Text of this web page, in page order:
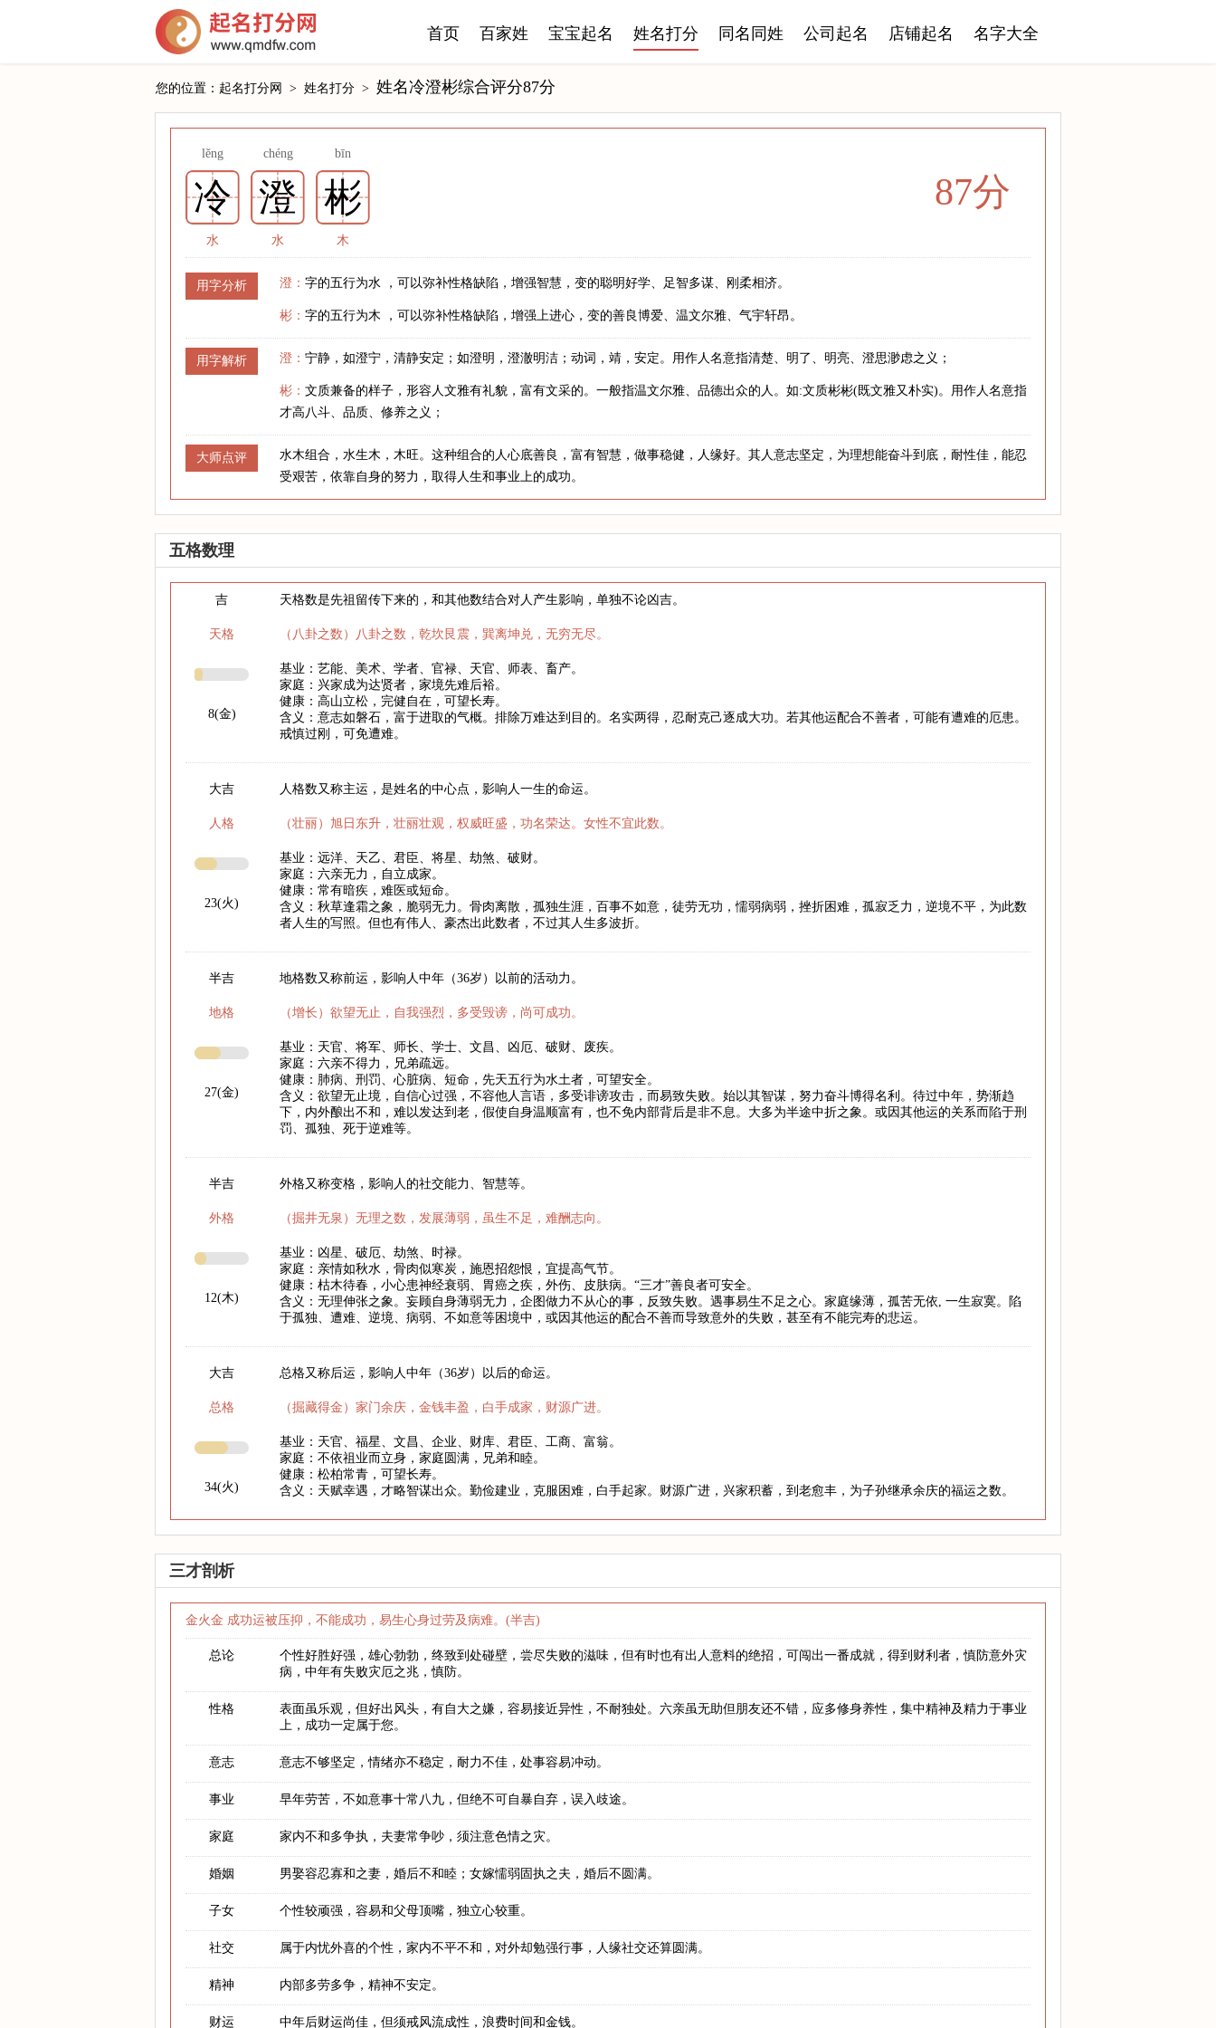
首页 百家姓 宝宝起名 姓名打分 同名同姓 公司起名 店铺起名 名字大全
您的位置： 起名打分网 > 姓名打分 > 姓名冷澄彬综合评分87分
lěng chéng bīn
冷 澄 彬
水 水 木
87分
用字分析 澄： 字的五行为水 ，可以弥补性格缺陷，增强智慧，变的聪明好学、足智多谋、刚柔相济。
彬： 字的五行为木 ，可以弥补性格缺陷，增强上进心，变的善良博爱、温文尔雅、气宇轩昂。
用字解析 澄： 宁静，如澄宁，清静安定；如澄明，澄澈明洁；动词，靖，安定。用作人名意指清楚、明了、明亮、澄思渺虑之义；
彬： 文质兼备的样子，形容人文雅有礼貌，富有文采的。一般指温文尔雅、品德出众的人。如:文质彬彬(既文雅又朴实)。用作人名意指
才高八斗、品质、修养之义；
大师点评
水木组合，水生木，木旺。这种组合的人心底善良，富有智慧，做事稳健，人缘好。其人意志坚定，为理想能奋斗到底，耐性佳，能忍
受艰苦，依靠自身的努力，取得人生和事业上的成功。
五格数理
吉
天格
8(金)
天格数是先祖留传下来的，和其他数结合对人产生影响，单独不论凶吉。
（八卦之数）八卦之数，乾坎艮震，巽离坤兑，无穷无尽。
基业：艺能、美术、学者、官禄、天官、师表、畜产。
家庭：兴家成为达贤者，家境先难后裕。
健康：高山立松，完健自在，可望长寿。
含义：意志如磐石，富于进取的气概。排除万难达到目的。名实两得，忍耐克己逐成大功。若其他运配合不善者，可能有遭难的厄患。
戒慎过刚，可免遭难。
大吉
人格
23(火)
人格数又称主运，是姓名的中心点，影响人一生的命运。
（壮丽）旭日东升，壮丽壮观，权威旺盛，功名荣达。女性不宜此数。
基业：远洋、天乙、君臣、将星、劫煞、破财。
家庭：六亲无力，自立成家。
健康：常有暗疾，难医或短命。
含义：秋草逢霜之象，脆弱无力。骨肉离散，孤独生涯，百事不如意，徒劳无功，懦弱病弱，挫折困难，孤寂乏力，逆境不平，为此数
者人生的写照。但也有伟人、豪杰出此数者，不过其人生多波折。
半吉
地格
27(金)
地格数又称前运，影响人中年（36岁）以前的活动力。
（增长）欲望无止，自我强烈，多受毁谤，尚可成功。
基业：天官、将军、师长、学士、文昌、凶厄、破财、废疾。
家庭：六亲不得力，兄弟疏远。
健康：肺病、刑罚、心脏病、短命，先天五行为水土者，可望安全。
含义：欲望无止境，自信心过强，不容他人言语，多受诽谤攻击，而易致失败。始以其智谋，努力奋斗博得名利。待过中年，势渐趋
下，内外酿出不和，难以发达到老，假使自身温顺富有，也不免内部背后是非不息。大多为半途中折之象。或因其他运的关系而陷于刑
罚、孤独、死于逆难等。
半吉
外格
12(木)
外格又称变格，影响人的社交能力、智慧等。
（掘井无泉）无理之数，发展薄弱，虽生不足，难酬志向。
基业：凶星、破厄、劫煞、时禄。
家庭：亲情如秋水，骨肉似寒炭，施恩招怨恨，宜提高气节。
健康：枯木待春，小心患神经衰弱、胃癌之疾，外伤、皮肤病。“三才”善良者可安全。
含义：无理伸张之象。妄顾自身薄弱无力，企图做力不从心的事，反致失败。遇事易生不足之心。家庭缘薄，孤苦无依, 一生寂寞。陷
于孤独、遭难、逆境、病弱、不如意等困境中，或因其他运的配合不善而导致意外的失败，甚至有不能完寿的悲运。
大吉
总格
34(火)
总格又称后运，影响人中年（36岁）以后的命运。
（掘藏得金）家门余庆，金钱丰盈，白手成家，财源广进。
基业：天官、福星、文昌、企业、财库、君臣、工商、富翁。
家庭：不依祖业而立身，家庭圆满，兄弟和睦。
健康：松柏常青，可望长寿。
含义：天赋幸遇，才略智谋出众。勤俭建业，克服困难，白手起家。财源广进，兴家积蓄，到老愈丰，为子孙继承余庆的福运之数。
三才剖析
金火金 成功运被压抑，不能成功，易生心身过劳及病难。(半吉)
总论
个性好胜好强，雄心勃勃，终致到处碰壁，尝尽失败的滋味，但有时也有出人意料的绝招，可闯出一番成就，得到财利者，慎防意外灾
病，中年有失败灾厄之兆，慎防。
性格
表面虽乐观，但好出风头，有自大之嫌，容易接近异性，不耐独处。六亲虽无助但朋友还不错，应多修身养性，集中精神及精力于事业
上，成功一定属于您。
意志 意志不够坚定，情绪亦不稳定，耐力不佳，处事容易冲动。
事业 早年劳苦，不如意事十常八九，但绝不可自暴自弃，误入歧途。
家庭 家内不和多争执，夫妻常争吵，须注意色情之灾。
婚姻 男娶容忍寡和之妻，婚后不和睦；女嫁懦弱固执之夫，婚后不圆满。
子女 个性较顽强，容易和父母顶嘴，独立心较重。
社交 属于内忧外喜的个性，家内不平不和，对外却勉强行事，人缘社交还算圆满。
精神 内部多劳多争，精神不安定。
财运 中年后财运尚佳，但须戒风流成性，浪费时间和金钱。